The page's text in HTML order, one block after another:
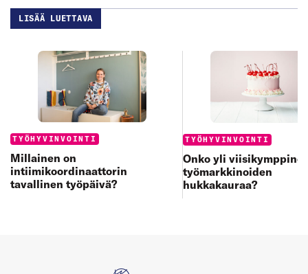
LISÄÄ LUETTAVA
Categories:
TYÖHYVINVOINTI
Millainen on
intiimikoordinaattorin
tavallinen työpäivä?
Categories:
TYÖHYVINVOINTI
Onko yli
työmarkkinoiden
hukkakauraa?